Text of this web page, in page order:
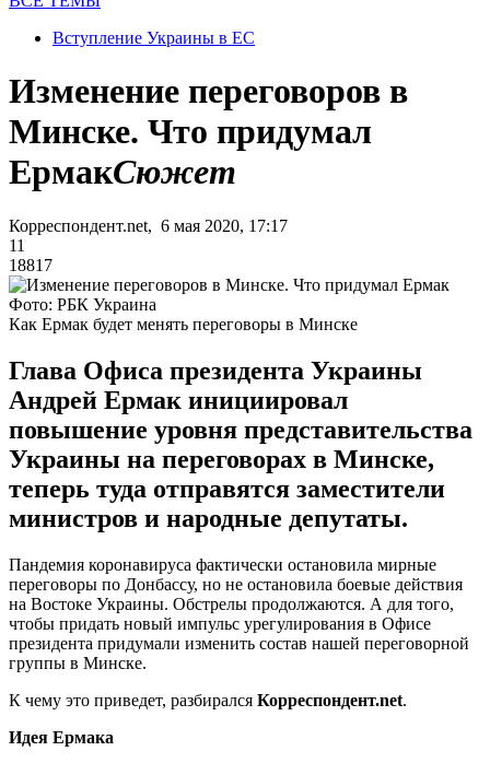
Вступление Украины в ЕС
Изменение переговоров в
Минске. Что придумал
ЕрмакСюжет
Корреспондент.net, 6 мая 2020, 17:17
11
18817
Фото: РБК Украина
Как Ермак будет менять переговоры в Минске
Глава Офиса президента Украины
Андрей Ермак инициировал
повышение уровня представительства
Украины на переговорах в Минске,
теперь туда отправятся заместители
министров и народные депутаты.
Пандемия коронавируса фактически остановила мирные
переговоры по Донбассу, но не остановила боевые действия
на Востоке Украины. Обстрелы продолжаются. А для того,
чтобы придать новый импульс урегулирования в Офисе
президента придумали изменить состав нашей переговорной
группы в Минске.
К чему это приведет, разбирался Корреспондент.net.
Идея Ермака